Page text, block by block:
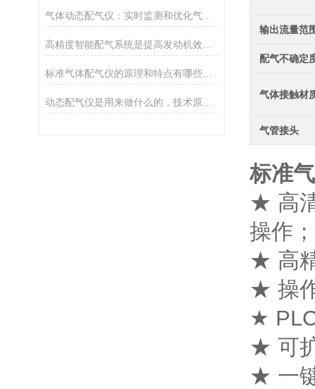
气体动态配气仪：实时监测和优化气体流动的关键工具
标准气体配气仪的原理和特点有哪些呢？
动态配气仪是用来做什么的，技术原理是怎样的？
输出流量范
配气不确定
气体接触材
气管接头
标准
★ 高
操作；
★ 高
★ 操
★
★ 可
★ 一